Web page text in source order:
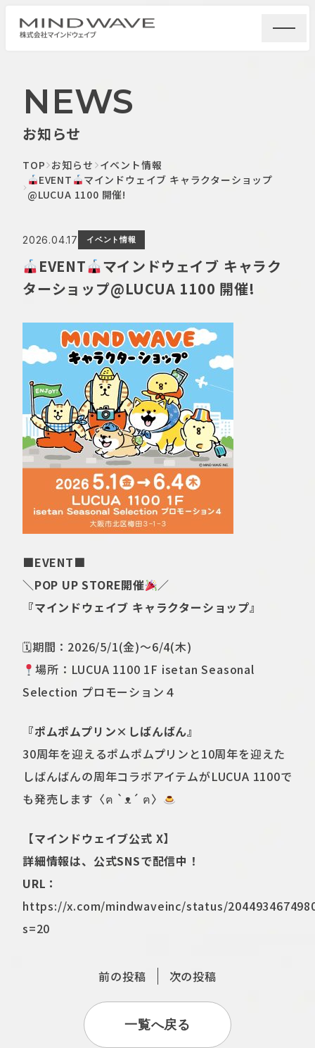
NEWS
お知らせ
TOP お知らせ イベント情報
EVENT
マインドウェイブ キャラクターショップ
@LUCUA 1100 開催!
2026.04.17 イベント情報
EVENT
マインドウェイブ キャラク
ターショップ@LUCUA 1100 開催!
■EVENT■
＼POP UP STORE開催
／
『マインドウェイブ キャラクターショップ』
🗓期間：2026/5/1(金)～6/4(木)
場所：LUCUA 1100 1F isetan Seasonal
Selection プロモーション４
『ポムポムプリン×しばんばん』
30周年を迎えるポムポムプリンと10周年を迎えた
しばんばんの周年コラボアイテムがLUCUA 1100で
も発売します〈ฅ `ᴥ´ ฅ〉
【マインドウェイブ公式 X】
詳細情報は、公式SNSで配信中！
URL：
https://x.com/mindwaveinc/status/
s=20
前の投稿 次の投稿
一覧へ戻る